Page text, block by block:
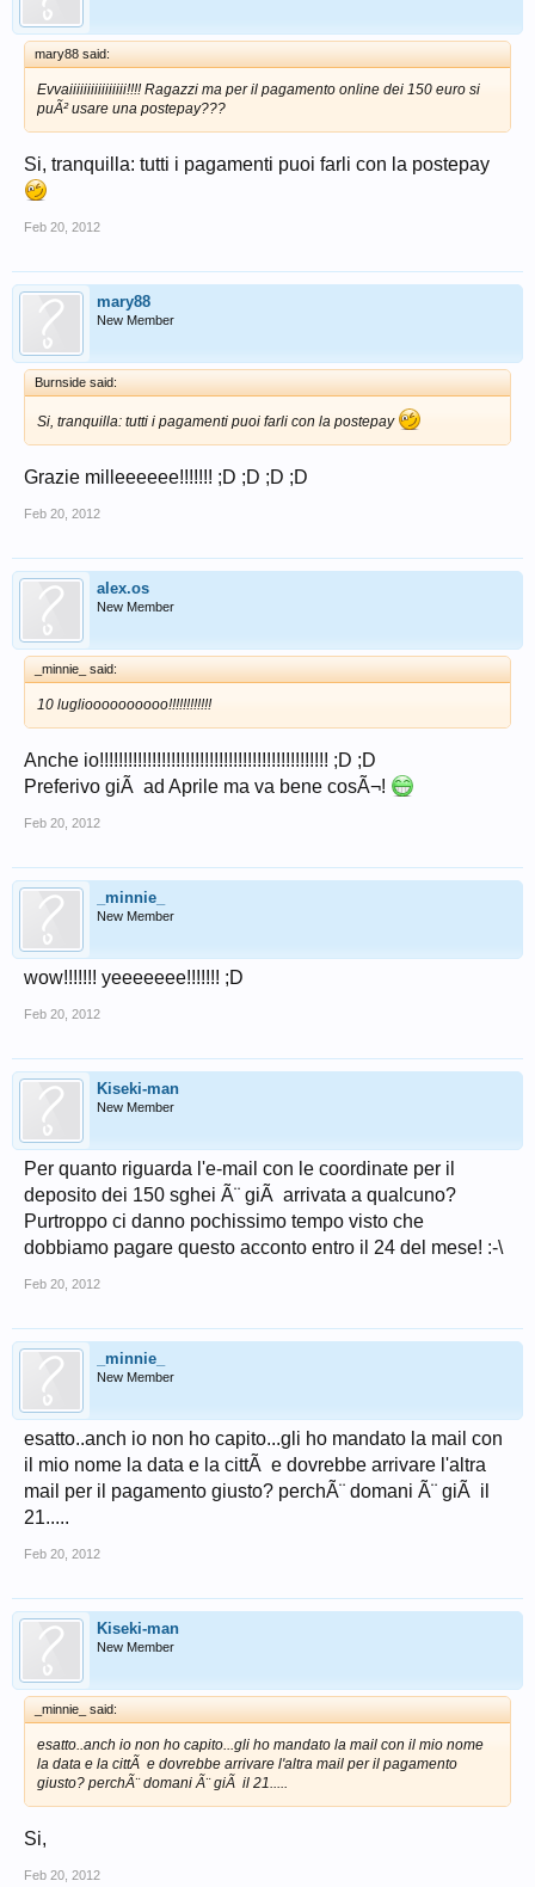
mary88 said:
Evvaiiiiiiiiiiiiiiii!!!! Ragazzi ma per il pagamento online dei 150 euro si
puÃ² usare una postepay???
Si, tranquilla: tutti i pagamenti puoi farli con la postepay
Feb 20, 2012
mary88
New Member
Burnside said:
Si, tranquilla: tutti i pagamenti puoi farli con la postepay
Grazie milleeeeee!!!!!!! ;D ;D ;D ;D
Feb 20, 2012
alex.os
New Member
_minnie_ said:
10 luglioooooooooo!!!!!!!!!!!!
Anche io!!!!!!!!!!!!!!!!!!!!!!!!!!!!!!!!!!!!!!!!!!!!!!!! ;D ;D
Preferivo giÃ ad Aprile ma va bene cosÃ¬!
Feb 20, 2012
_minnie_
New Member
wow!!!!!!! yeeeeeee!!!!!!! ;D
Feb 20, 2012
Kiseki-man
New Member
Per quanto riguarda l'e-mail con le coordinate per il
deposito dei 150 sghei Ã¨ giÃ arrivata a qualcuno?
Purtroppo ci danno pochissimo tempo visto che
dobbiamo pagare questo acconto entro il 24 del mese! :-\
Feb 20, 2012
_minnie_
New Member
esatto..anch io non ho capito...gli ho mandato la mail con
il mio nome la data e la cittÃ e dovrebbe arrivare l'altra
mail per il pagamento giusto? perchÃ¨ domani Ã¨ giÃ il
21.....
Feb 20, 2012
Kiseki-man
New Member
_minnie_ said:
esatto..anch io non ho capito...gli ho mandato la mail con il mio nome
la data e la cittÃ e dovrebbe arrivare l'altra mail per il pagamento
giusto? perchÃ¨ domani Ã¨ giÃ il 21.....
Si,
Feb 20, 2012